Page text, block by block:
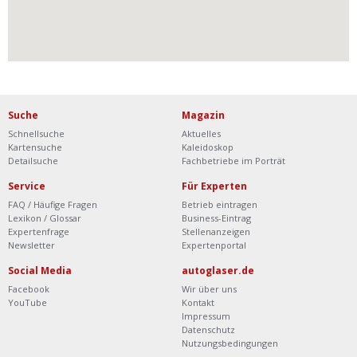
Suche
Schnellsuche
Kartensuche
Detailsuche
Magazin
Aktuelles
Kaleidoskop
Fachbetriebe im Porträt
Service
FAQ / Häufige Fragen
Lexikon / Glossar
Expertenfrage
Newsletter
Für Experten
Betrieb eintragen
Business-Eintrag
Stellenanzeigen
Expertenportal
Social Media
Facebook
YouTube
autoglaser.de
Wir über uns
Kontakt
Impressum
Datenschutz
Nutzungsbedingungen